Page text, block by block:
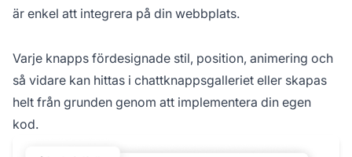
är enkel att integrera på din webbplats.
Varje knapps fördesignade stil, position, animering och
så vidare kan hittas i chattknappsgalleriet eller skapas
helt från grunden genom att implementera din egen
kod.